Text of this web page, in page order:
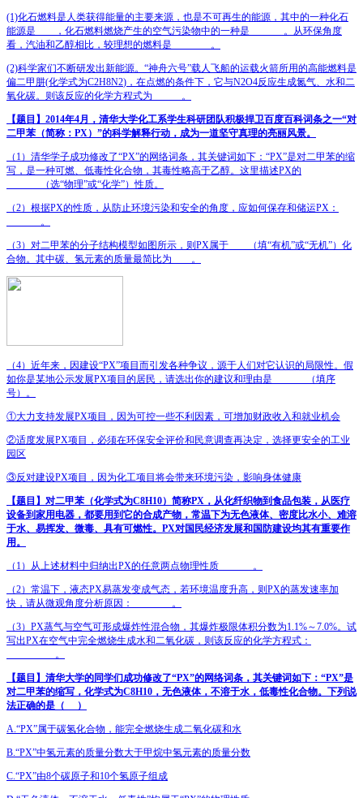
(1)化石燃料是人类获得能量的主要来源，也是不可再生的能源，其中的一种化石
能源是
，化石燃料燃烧产生的空气污染物中的一种是
。从环保角度
看，汽油和乙醇相比，较理想的燃料是
。
(2)科学家们不断研发出新能源。 “神舟六号”载人飞船的运载火箭所用的高能燃料是
偏二甲肼(化学式为C2H8N2) ，在点燃的条件下，它与N2O4反应生成氮气、水和二
氧化碳。则该反应的化学方程式为
。
【题目】 2014年4月，清华大学化工系学生科研团队积极捍卫百度百科词条之一“对
二甲苯（简称： PX） ”的科学解释行动，成为一道坚守真理的亮丽风景。
（ 1）清华学子成功修改了“PX”的网络词条，其关键词如下： “PX”是对二甲苯的缩
写，是一种可燃、低毒性化合物，其毒性略高于乙醇。这里描述PX的
（选“物理”或“化学”）性质。
（2）根据PX的性质，从防止环境污染和安全的角度，应如何保存和储运PX ：
。
（3）对二甲苯的分子结构模型如图所示，则 PX属于 （填“有机”或“无机”）化
合物。其中碳、氢元素的质量最简比为
。
（4）近年来，因建设“PX”项目而引发各种争议，源于人们对它认识的局限性。假
如你是某地公示发展PX项目的居民，请选出你的建议和理由是
（填序
号）。
①大力支持发展PX项目，因为可控一些不利因素，可增加财政收入和就业机会
②适度发展PX项目，必须在环保安全评价和民意调查再决定，选择更安全的工业
园区
③反对建设PX项目，因为化工项目将会带来环境污染，影响身体健康
【题目】 对二甲苯（化学式为C8H10）简称PX ，从化纤织物到食品包装，从医疗
设备到家用电器，都要用到它的合成产物，常温下为无色液体、密度比水小、难溶
于水、易挥发、微毒、具有可燃性。 PX对国民经济发展和国防建设均其有重要作
用。
（ 1）从上述材料中归纳出PX的任意两点物理性质 。
（2）常温下，液态PX易蒸发变成气态，若环境温度升高，则 PX的蒸发速率加
快，请从微观角度分析原因：
。
（3） PX蒸气与空气可形成爆炸性混合物，其爆炸极限体积分数为1.1%～7.0%。试
写出PX在空气中完全燃烧生成水和二氧化碳，则该反应的化学方程式：
。
【题目】 清华大学的同学们成功修改了“PX”的网络词条，其关键词如下： “PX”是
对二甲苯的缩写，化学式为C8H10 ，无色液体，不溶于水，低毒性化合物。下列说
法正确的是（
）
A.“PX”属于碳氢化合物，能完全燃烧生成二氧化碳和水
B.“PX”中氢元素的质量分数大于甲烷中氢元素的质量分数
C.“PX”由8个碳原子和10个氢原子组成